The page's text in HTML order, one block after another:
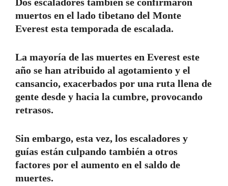
muertos en el lado tibetano del Monte
Everest esta temporada de escalada.
La mayoría de las muertes en Everest este
año se han atribuido al agotamiento y el
cansancio, exacerbados por una ruta llena de
gente desde y hacia la cumbre, provocando
retrasos.
Sin embargo, esta vez, los escaladores y
guías están culpando también a otros
factores por el aumento en el saldo de
muertes.